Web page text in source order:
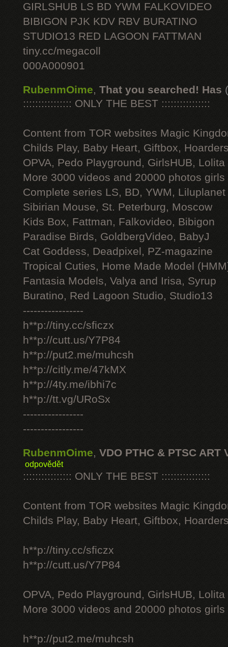
GIRLSHUB LS BD YWM FALKOVIDEO
BIBIGON PJK KDV RBV BURATINO
STUDIO13 RED LAGOON FATTMAN
tiny.cc/megacoll
000A000901
RubenmOime, That you searched! Has
:::::::::::::::: ONLY THE BEST ::::::::::::::::
Content from TOR websites Magic
Childs Play, Baby Heart, Giftbox,
OPVA, Pedo Playground, GirlsHUB, Lolita
More 3000 videos and 20000 photos
Complete series LS, BD, YWM, Liluplanet
Sibirian Mouse, St. Peterburg, Moscow
Kids Box, Fattman, Falkovideo, Bibigon
Paradise Birds, GoldbergVideo, BabyJ
Cat Goddess, Deadpixel, PZ-magazine
Tropical Cuties, Home Made Model
Fantasia Models, Valya and Irisa, Syrup
Buratino, Red Lagoon Studio, Studio13
-----------------
h**p://tiny.cc/sficzx
h**p://cutt.us/Y7P84
h**p://put2.me/muhcsh
h**p://citly.me/47kMX
h**p://4ty.me/ibhi7c
h**p://tt.vg/URoSx
-----------------
-----------------
RubenmOime, VDO PTHC & PTSC ART
odpovědět
:::::::::::::::: ONLY THE BEST ::::::::::::::::
Content from TOR websites Magic
Childs Play, Baby Heart, Giftbox,
h**p://tiny.cc/sficzx
h**p://cutt.us/Y7P84
OPVA, Pedo Playground, GirlsHUB, Lolita
More 3000 videos and 20000 photos
h**p://put2.me/muhcsh